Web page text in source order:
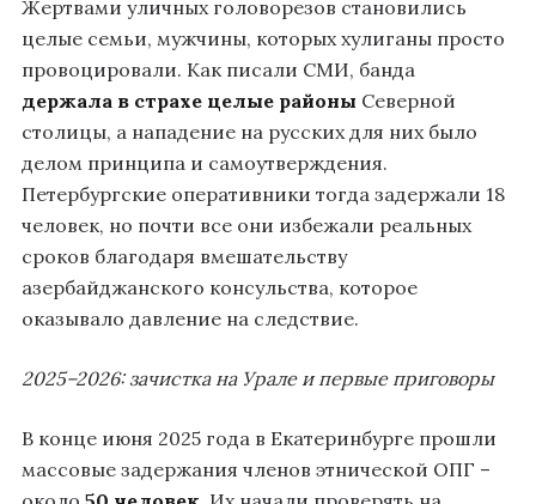
Жертвами уличных головорезов становились
целые семьи, мужчины, которых хулиганы просто
провоцировали. Как писали СМИ, банда
держала в страхе целые районы Северной
столицы, а нападение на русских для них было
делом принципа и самоутверждения.
Петербургские оперативники тогда задержали 18
человек, но почти все они избежали реальных
сроков благодаря вмешательству
азербайджанского консульства, которое
оказывало давление на следствие.
2025–2026: зачистка на Урале и первые приговоры
В конце июня 2025 года в Екатеринбурге прошли
массовые задержания членов этнической ОПГ –